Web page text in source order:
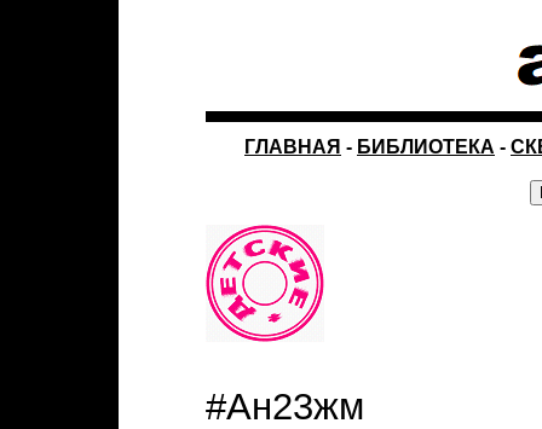
ГЛАВНАЯ - БИБЛИОТЕКА -
#Ан23жм